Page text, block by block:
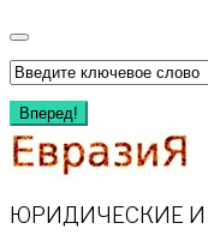
Перейти
к
содержимому
Искать:
Вперед!
ЮРИДИЧЕСКИЕ И